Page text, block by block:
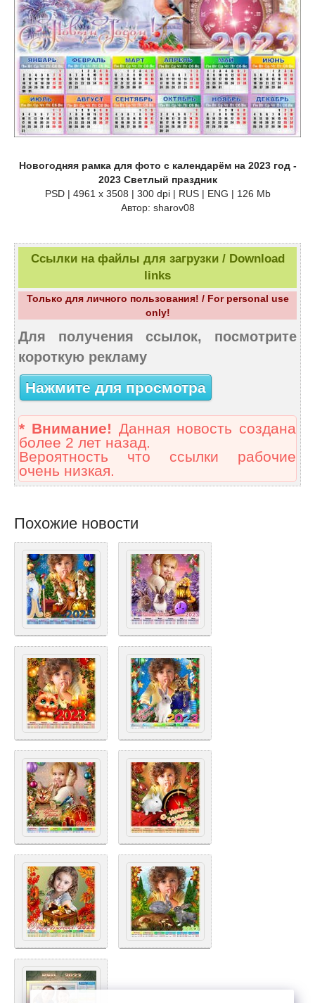
Новогодняя рамка для фото с календарём на 2023 год -
2023 Светлый праздник
PSD | 4961 х 3508 | 300 dpi | RUS | ENG | 126 Mb
Автор: sharov08
Ссылки на файлы для загрузки / Download
links
Только для личного пользования! / For personal use
only!
Для получения ссылок, посмотрите
короткую рекламу
Нажмите для просмотра
* Внимание! Данная новость создана
более 2 лет назад.
Вероятность что ссылки рабочие
очень низкая.
Похожие новости